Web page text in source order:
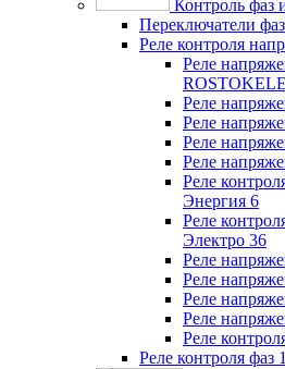
Контроль фаз
Переключатели фаз
Реле контроля
Реле
Реле
Реле
Реле
Реле
Реле
Энергия 6
Реле
Электро 36
Реле
Реле
Реле
Реле
Реле
Реле контроля фаз